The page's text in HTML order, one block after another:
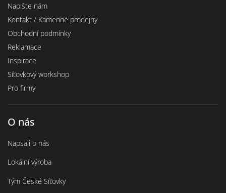
Napište nám
Kontakt / Kamenné prodejny
Obchodní podmínky
Reklamace
Inspirace
Síťovkový workshop
Pro firmy
O nás
Napsali o nás
Lokální výroba
Tým České Síťovky